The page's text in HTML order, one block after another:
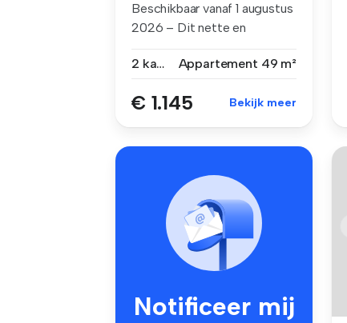
Beschikbaar vanaf 1 augustus
2026 – Dit nette en
2 kamers
Appartement 49 m²
€ 1.145 Bekijk meer
Notificeer mij